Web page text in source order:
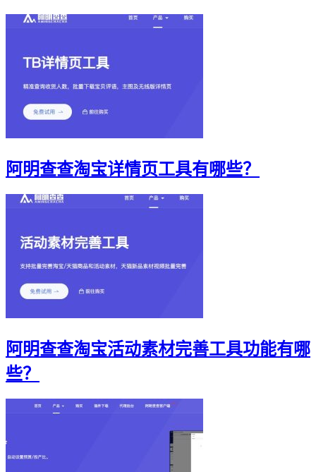
阿明查查淘宝详情页工具有哪些？
阿明查查淘宝活动素材完善工具功能有哪
些？